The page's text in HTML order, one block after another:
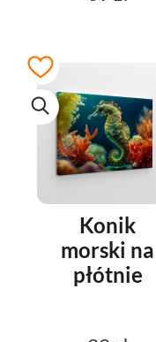
Konik
morski na
płótnie